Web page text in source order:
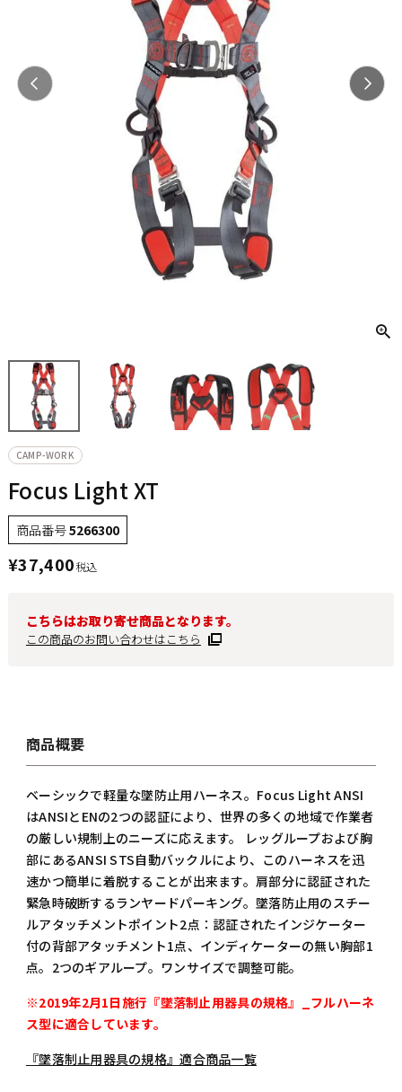
CAMP-WORK
Focus Light XT
商品番号5266300
¥37,400税込
こちらはお取り寄せ商品となります。
この商品のお問い合わせはこちら
商品概要
ベーシックで軽量な墜防止用ハーネス。Focus Light ANSI
はANSIとENの2つの認証により、世界の多くの地域で作業者
の厳しい規制上のニーズに応えます。 レッグループおよび胸
部にあるANSI STS自動バックルにより、このハーネスを迅
速かつ簡単に着脱することが出来ます。肩部分に認証された
緊急時破断するランヤードパーキング。墜落防止用のスチー
ルアタッチメントポイント2点：認証されたインジケーター
付の背部アタッチメント1点、インディケーターの無い胸部1
点。2つのギアループ。ワンサイズで調整可能。
※2019年2月1日施行『墜落制止用器具の規格』_フルハーネ
ス型に適合しています。
『墜落制止用器具の規格』適合商品一覧